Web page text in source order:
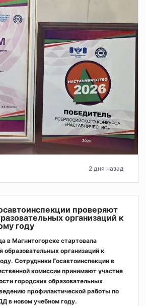
2 дня назад
проверяют
организаций к
году
в Магнитогорске стартовала
образовательных организаций к
Сотрудники Госавтоинспекции в
комиссии принимают участие
городских образовательных
профилактической работы по
в новом учебном году.